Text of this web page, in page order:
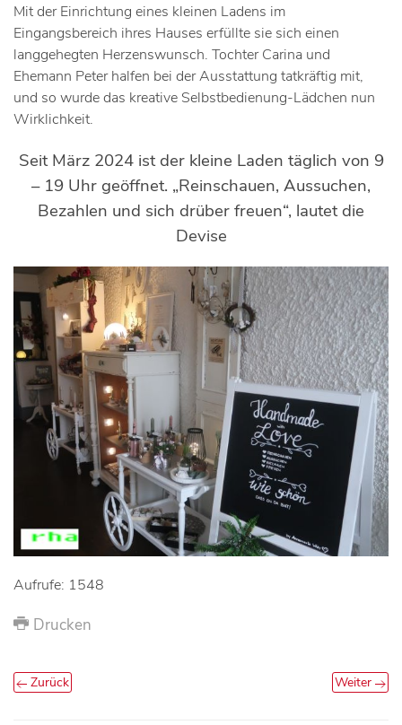
Mit der Einrichtung eines kleinen Ladens im
Eingangsbereich ihres Hauses erfüllte sie sich einen
langgehegten Herzenswunsch. Tochter Carina und
Ehemann Peter halfen bei der Ausstattung tatkräftig mit,
und so wurde das kreative Selbstbedienung-Lädchen nun
Wirklichkeit.
Seit März 2024 ist der kleine Laden täglich von 9
– 19 Uhr geöffnet. „Reinschauen, Aussuchen,
Bezahlen und sich drüber freuen“, lautet die
Devise
Aufrufe: 1548
Drucken
Zurück Weiter